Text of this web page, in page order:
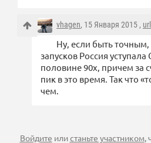
vhagen, 15 Января 2015 , url
Ну, если быть точным,
запусков Россия
половине 90х, причем за
пик в это время. Так что
чем.
Войдите илистаньте участником,